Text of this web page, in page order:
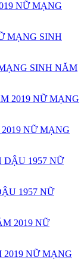
NỮ MẠNG
SINH NĂM
NỮ MẠNG
1957 NỮ
NỮ MẠNG